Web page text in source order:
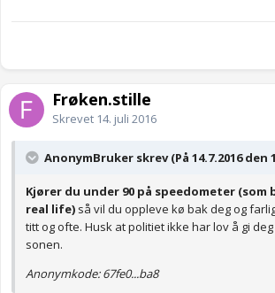
Frøken.stille
Skrevet 14. juli 2016
AnonymBruker skrev (På 14.7.2016 den
Kjører du under 90 på speedometer (som
real life) så vil du oppleve kø bak deg og
titt og ofte. Husk at politiet ikke har lov å gi
sonen.
Anonymkode: 67fe0...ba8